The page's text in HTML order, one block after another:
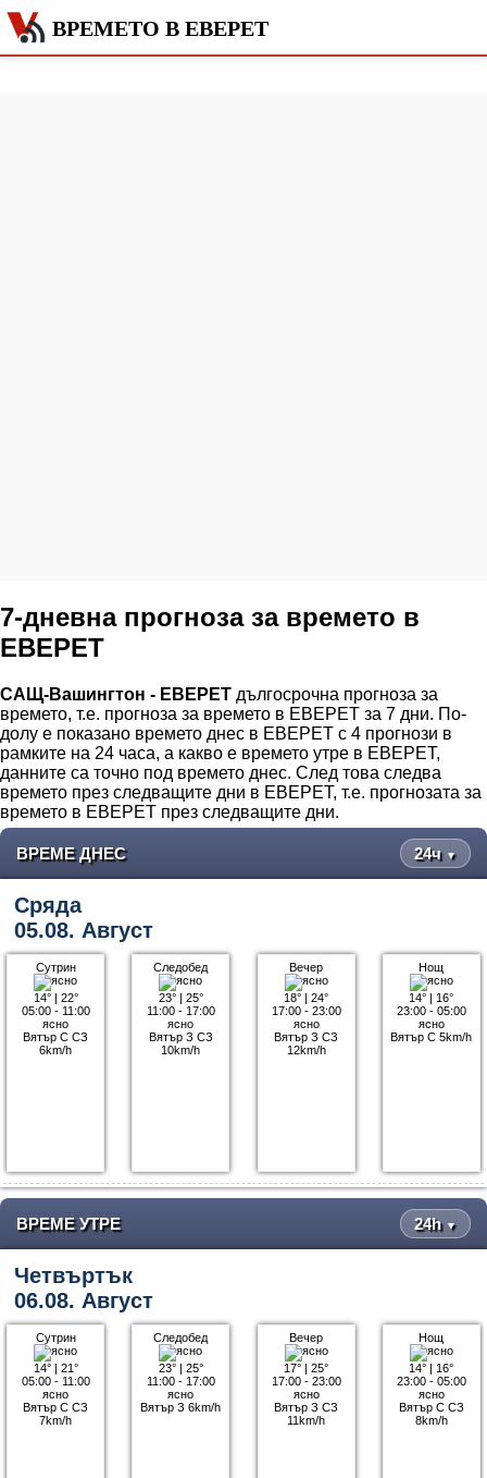
ВРЕМЕТО В ЕВЕРЕТ
7-дневна прогноза за времето в
ЕВЕРЕТ
САЩ-Вашингтон - ЕВЕРЕТ дългосрочна прогноза за
времето, т.е. прогноза за времето в ЕВЕРЕТ за 7 дни. По-
долу е показано времето днес в ЕВЕРЕТ с 4 прогнози в
рамките на 24 часа, а какво е времето утре в ЕВЕРЕТ,
данните са точно под времето днес. След това следва
времето през следващите дни в ЕВЕРЕТ, т.е. прогнозата за
времето в ЕВЕРЕТ през следващите дни.
ВРЕМЕ ДНЕС 24ч ▼
Сряда
05.08. Август
Сутрин
14°| 22°
05:00 - 11:00
ясно
Вятър С СЗ
6km/h
Следобед
23°| 25°
11:00 - 17:00
ясно
Вятър З СЗ
10km/h
Вечер
18° |24°
17:00 - 23:00
ясно
Вятър З СЗ
12km/h
Нощ
14° | 16°
23:00 - 05:00
ясно
Вятър С 5km/h
ВРЕМЕ УТРЕ 24h ▼
Четвъртък
06.08. Август
Сутрин
14°| 21°
05:00 - 11:00
ясно
Вятър С СЗ
7km/h
Следобед
23°| 25°
11:00 - 17:00
ясно
Вятър З 6km/h
Вечер
17° |25°
17:00 - 23:00
ясно
Вятър З СЗ
11km/h
Нощ
14° | 16°
23:00 - 05:00
ясно
Вятър С СЗ
8km/h